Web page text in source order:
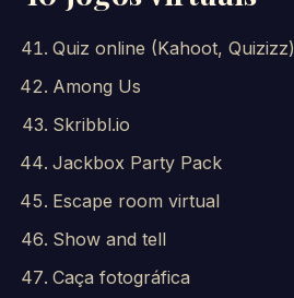
Quiz online (Kahoot, Quizizz)
Among Us
Skribbl.io
Jackbox Party Pack
Escape room virtual
Show and tell
Caça fotográfica